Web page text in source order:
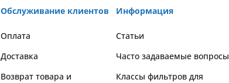
Обслуживание клиентов
Оплата
Доставка
Возврат товара и
Информация
Статьи
Часто задаваемые вопросы
Классы фильтров для